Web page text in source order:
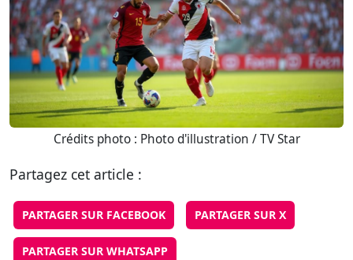
Crédits photo : Photo d'illustration / TV Star
Partagez cet article :
PARTAGER SUR FACEBOOK PARTAGER SUR X
PARTAGER SUR WHATSAPP